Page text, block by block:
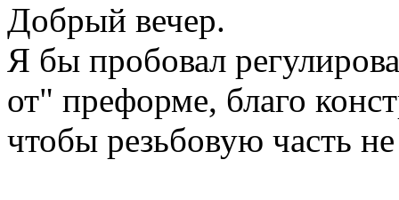
Добрый вечер.
Я бы пробовал
от" преформе, благо
чтобы резьбовую часть